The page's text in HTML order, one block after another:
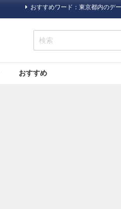
おすすめワード：東京都内のデ
おすすめ